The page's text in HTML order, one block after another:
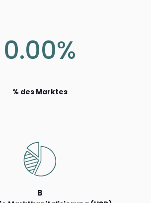
0.00%
% des Marktes
B